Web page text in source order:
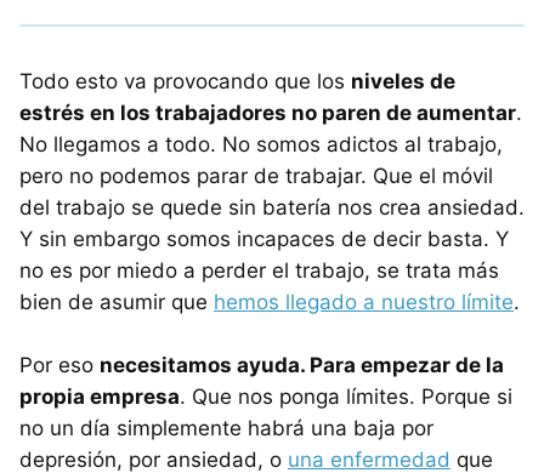
Todo esto va provocando que los niveles de
estrés en los trabajadores no paren de aumentar.
No llegamos a todo. No somos adictos al trabajo,
pero no podemos parar de trabajar. Que el móvil
del trabajo se quede sin batería nos crea ansiedad.
Y sin embargo somos incapaces de decir basta. Y
no es por miedo a perder el trabajo, se trata más
bien de asumir que hemos llegado a nuestro límite.
Por eso necesitamos ayuda. Para empezar de la
propia empresa. Que nos ponga límites. Porque si
no un día simplemente habrá una baja por
depresión, por ansiedad, o una enfermedad que